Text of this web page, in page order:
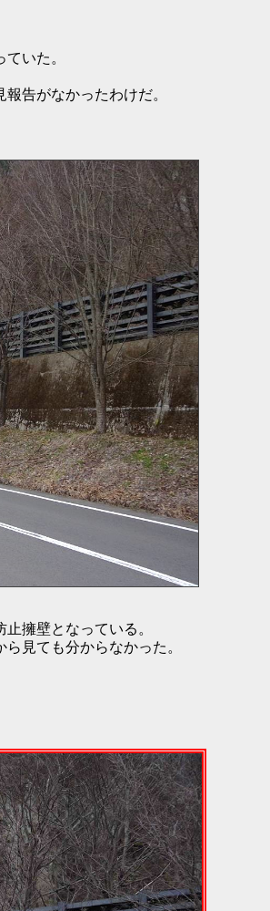
いた。
告がなかったわけだ。
擁壁となっている。
見ても分からなかった。